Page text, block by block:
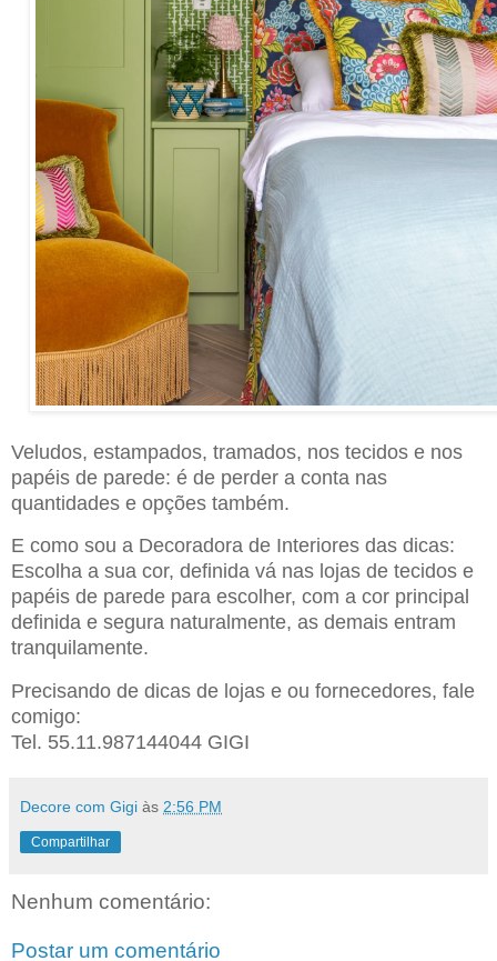
Veludos, estampados, tramados, nos tecidos e nos
papéis de parede: é de perder a conta nas
quantidades e opções também.
E como sou a Decoradora de Interiores das dicas:
Escolha a sua cor, definida vá nas lojas de tecidos e
papéis de parede para escolher, com a cor principal
definida e segura naturalmente, as demais entram
tranquilamente.
Precisando de dicas de lojas e ou fornecedores, fale
comigo:
Tel. 55.11.987144044 GIGI
Decore com Gigi às 2:56 PM
Compartilhar
Nenhum comentário:
Postar um comentário